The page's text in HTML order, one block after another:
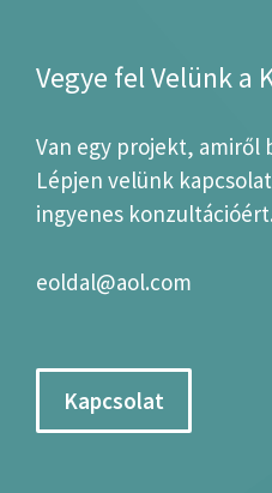
Vegye fel Velünk a
Van egy projekt, amiről
Lépjen velünk
ingyenes konzultációért.
eoldal@aol.com
Kapcsolat